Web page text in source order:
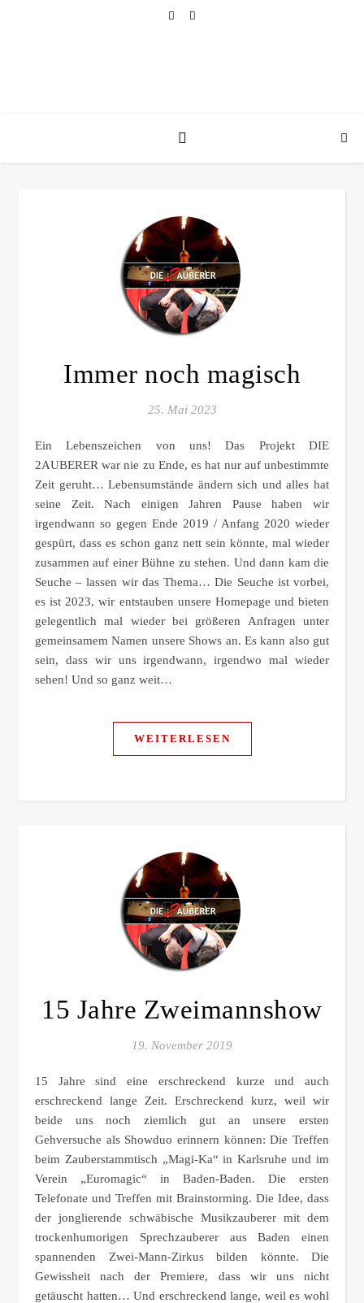
Immer noch magisch
25. Mai 2023
Ein Lebenszeichen von uns! Das Projekt DIE
2AUBERER war nie zu Ende, es hat nur auf unbestimmte
Zeit geruht… Lebensumstände ändern sich und alles hat
seine Zeit. Nach einigen Jahren Pause haben wir
irgendwann so gegen Ende 2019 / Anfang 2020 wieder
gespürt, dass es schon ganz nett sein könnte, mal wieder
zusammen auf einer Bühne zu stehen. Und dann kam die
Seuche – lassen wir das Thema… Die Seuche ist vorbei,
es ist 2023, wir entstauben unsere Homepage und bieten
gelegentlich mal wieder bei größeren Anfragen unter
gemeinsamem Namen unsere Shows an. Es kann also gut
sein, dass wir uns irgendwann, irgendwo mal wieder
sehen! Und so ganz weit…
WEITERLESEN
15 Jahre Zweimannshow
19. November 2019
15 Jahre sind eine erschreckend kurze und auch
erschreckend lange Zeit. Erschreckend kurz, weil wir
beide uns noch ziemlich gut an unsere ersten
Gehversuche als Showduo erinnern können: Die Treffen
beim Zauberstammtisch „Magi-Ka“ in Karlsruhe und im
Verein „Euromagic“ in Baden-Baden. Die ersten
Telefonate und Treffen mit Brainstorming. Die Idee, dass
der jonglierende schwäbische Musikzauberer mit dem
trockenhumorigen Sprechzauberer aus Baden einen
spannenden Zwei-Mann-Zirkus bilden könnte. Die
Gewissheit nach der Premiere, dass wir uns nicht
getäuscht hatten… Und erschreckend lange, weil es wohl